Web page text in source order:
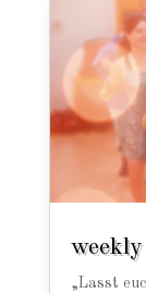
„Lasst